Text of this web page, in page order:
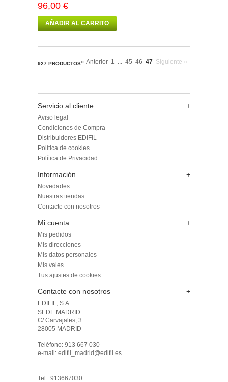
96,00 €
AÑADIR AL CARRITO
927 PRODUCTOS« Anterior 1 ... 45 46 47 Siguiente »
Servicio al cliente +
Aviso legal
Condiciones de Compra
Distribuidores EDIFIL
Política de cookies
Política de Privacidad
Información +
Novedades
Nuestras tiendas
Contacte con nosotros
Mi cuenta +
Mis pedidos
Mis direcciones
Mis datos personales
Mis vales
Tus ajustes de cookies
Contacte con nosotros +
EDIFIL, S.A.
SEDE MADRID:
C/ Carvajales, 3
28005 MADRID
Teléfono: 913 667 030
e-mail: edifil_madrid@edifil.es
Tel.: 913667030